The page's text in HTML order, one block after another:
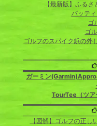
【最新版】ふる
パッテ
ゴ
ゴ
ゴルフのスパイク鋲の外
ガーミン
TourTee（ツア
【図解】ゴルフの正し